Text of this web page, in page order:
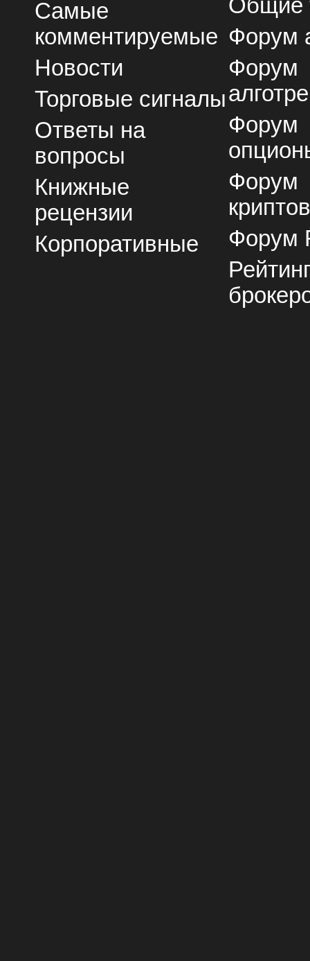
Самые
комментируемые
Новости
Торговые сигналы
Ответы на
вопросы
Книжные
рецензии
Корпоративные
Общие
Форум
Форум
Форум
Форум
Форум